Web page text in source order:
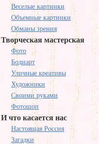
Веселые картинки
Объемные картинки
Обманы зрения
Творческая мастерская
Фото
Бодиарт
Уличные креативы
Художники
Своими руками
Фотошоп
И что касается нас
Настоящая Россия
Загадки